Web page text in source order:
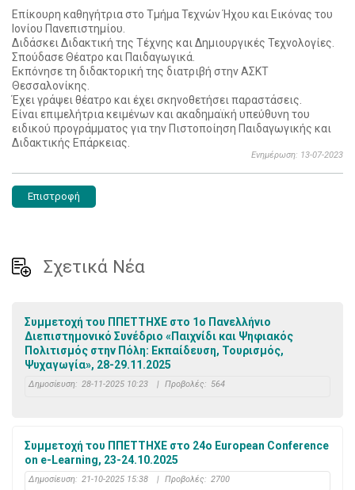
Επίκουρη καθηγήτρια στο Τμήμα Τεχνών Ήχου και Εικόνας του
Ιονίου Πανεπιστημίου.
Διδάσκει Διδακτική της Τέχνης και Δημιουργικές Τεχνολογίες.
Σπούδασε Θέατρο και Παιδαγωγικά.
Εκπόνησε τη διδακτορική της διατριβή στην ΑΣΚΤ
Θεσσαλονίκης.
Έχει γράψει θέατρο και έχει σκηνοθετήσει παραστάσεις.
Είναι επιμελήτρια κειμένων και ακαδημαϊκή υπεύθυνη του
ειδικού προγράμματος για την Πιστοποίηση Παιδαγωγικής και
Διδακτικής Επάρκειας.
Ενημέρωση: 13-07-2023
Επιστροφή
Σχετικά Νέα
Συμμετοχή του ΠΠΕΤΤΗΧΕ στο 1ο Πανελλήνιο
Διεπιστημονικό Συνέδριο «Παιχνίδι και Ψηφιακός
Πολιτισμός στην Πόλη: Εκπαίδευση, Τουρισμός,
Ψυχαγωγία», 28-29.11.2025
Δημοσίευση: 28-11-2025 10:23 | Προβολές: 564
Συμμετοχή του ΠΠΕΤΤΗΧΕ στο 24ο European Conference
on e-Learning, 23-24.10.2025
Δημοσίευση: 21-10-2025 15:38 | Προβολές: 2700